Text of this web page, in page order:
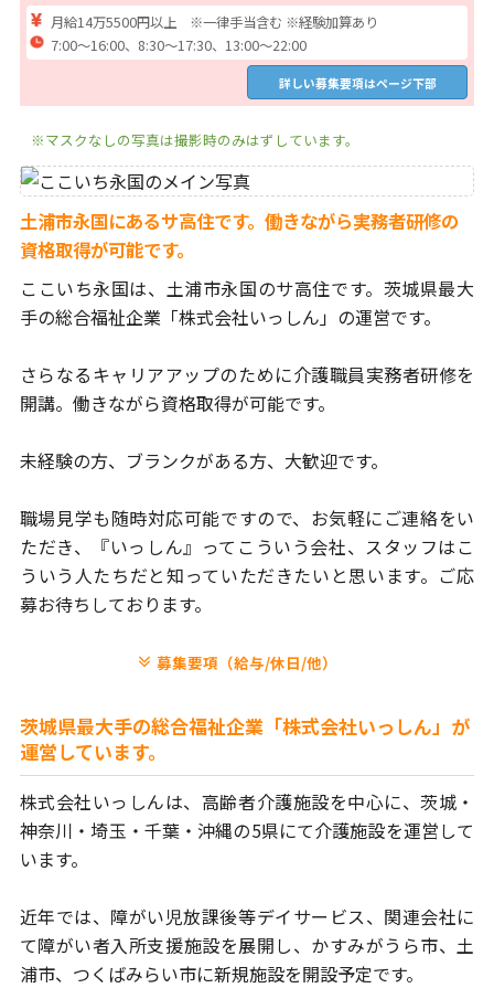
月給14万5500円以上 ※一律手当含む ※経験加算あり
7:00～16:00、8:30～17:30、13:00～22:00
詳しい募集要項はページ下部
※マスクなしの写真は撮影時のみはずしています。
土浦市永国にあるサ高住です。働きながら実務者研修の
資格取得が可能です。
ここいち永国は、土浦市永国のサ高住です。 茨城県最大
手の総合福祉企業「株式会社いっしん」の運営です。
さらなるキャリアアップのために介護職員実務者研修を
開講。 働きながら資格取得が可能です。
未経験の方、ブランクがある方、大歓迎です。
職場見学も随時対応可能ですので、お気軽にご連絡をい
ただき、
『いっしん』ってこういう会社、スタッフはこ
ういう人たちだと知っていただきたいと思います。ご応
募お待ちしております。
募集要項（給与/休日/他）
茨城県最大手の総合福祉企業「株式会社いっしん」が
運営しています。
株式会社いっしんは、高齢者介護施設を中心に、茨城・
神奈川・埼玉・ 千葉・沖縄の5県にて介護施設を運営して
います。
近年では、障がい児放課後等デイサービス、関連会社に
て障がい者入所支援施設を展開し、かすみがうら市、土
浦市、つくばみらい市に新規施設を開設予定です。